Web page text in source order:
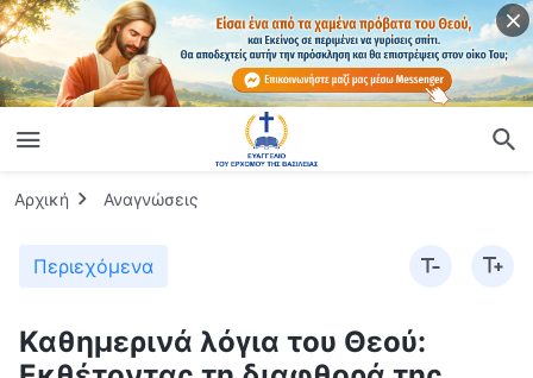
Αρχική Αναγνώσεις
Περιεχόμενα
Καθημερινά λόγια του Θεού: